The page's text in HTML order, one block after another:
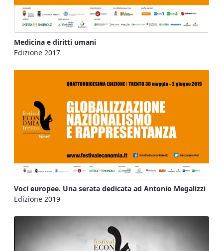
Medicina e diritti umani
Edizione 2017
Voci europee. Una serata dedicata ad Antonio Megalizzi
Edizione 2019